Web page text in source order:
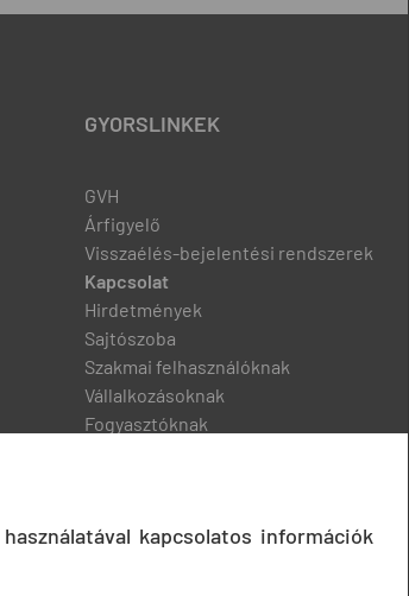
GYORSLINKEK
GVH
Árfigyelő
Visszaélés-bejelentési rendszerek
Kapcsolat
Hirdetmények
Sajtószoba
Szakmai felhasználóknak
Vállalkozásoknak
Fogyasztóknak
kapcsolatos információk